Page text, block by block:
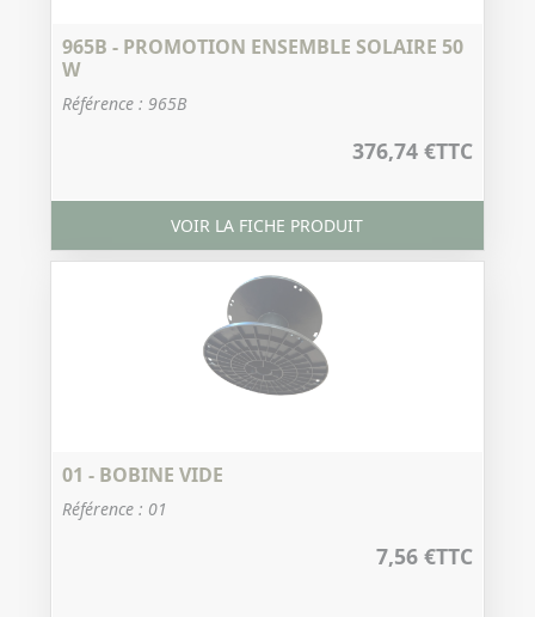
965B - PROMOTION ENSEMBLE SOLAIRE 50
W
Référence : 965B
376,74 €TTC
VOIR LA FICHE PRODUIT
01 - BOBINE VIDE
Référence : 01
7,56 €TTC